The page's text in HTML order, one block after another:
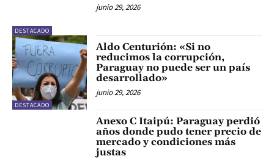
DESTACADO
junio 29, 2026
DESTACADO
Aldo Centurión: «Si no
reducimos la corrupción,
Paraguay no puede ser un país
desarrollado»
junio 29, 2026
Anexo C Itaipú: Paraguay perdió
años donde pudo tener precio de
mercado y condiciones más
justas